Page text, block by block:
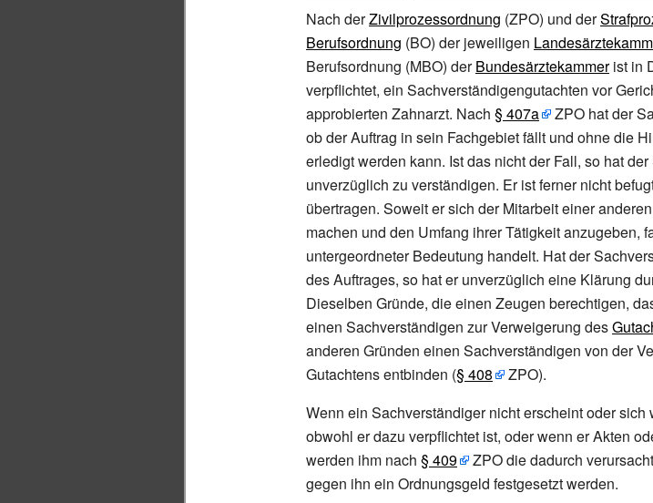
Nach derZivilprozessordnung (ZPO) und der
Berufsordnung (BO) der jeweiligen
Berufsordnung (MBO) derBundesärztekammerist in
verpflichtet, ein Sachverständigengutachten vor
approbierten Zahnarzt. Nach § 407a
ZPO hat der
ob der Auftrag in sein Fachgebiet fällt und ohne die
erledigt werden kann. Ist das nicht der Fall, so hat
unverzüglich zu verständigen. Er ist ferner nicht
übertragen. Soweit er sich der Mitarbeit einer
machen und den Umfang ihrer Tätigkeit anzugeben,
untergeordneter Bedeutung handelt. Hat der
des Auftrages, so hat er unverzüglich eine Klärung
Dieselben Gründe, die einen Zeugen berechtigen,
einen Sachverständigen zur Verweigerung des
anderen Gründen einen Sachverständigen von der
Gutachtens entbinden (§ 408
ZPO).
Wenn ein Sachverständiger nicht erscheint oder sich
obwohl er dazu verpflichtet ist, oder wenn er Akten
werden ihm nach § 409
ZPO die dadurch
gegen ihn ein Ordnungsgeld festgesetzt werden.